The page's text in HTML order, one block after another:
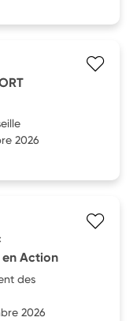
2026
Action
des
2026